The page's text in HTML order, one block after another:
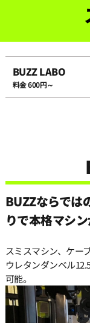
11:00
12:30
13:00
13:30
BUZZ LABO
料金 600円～
BUZZならでは
りで本格マシ
スミスマシン、ケー
ウレタンダンベル
可能。